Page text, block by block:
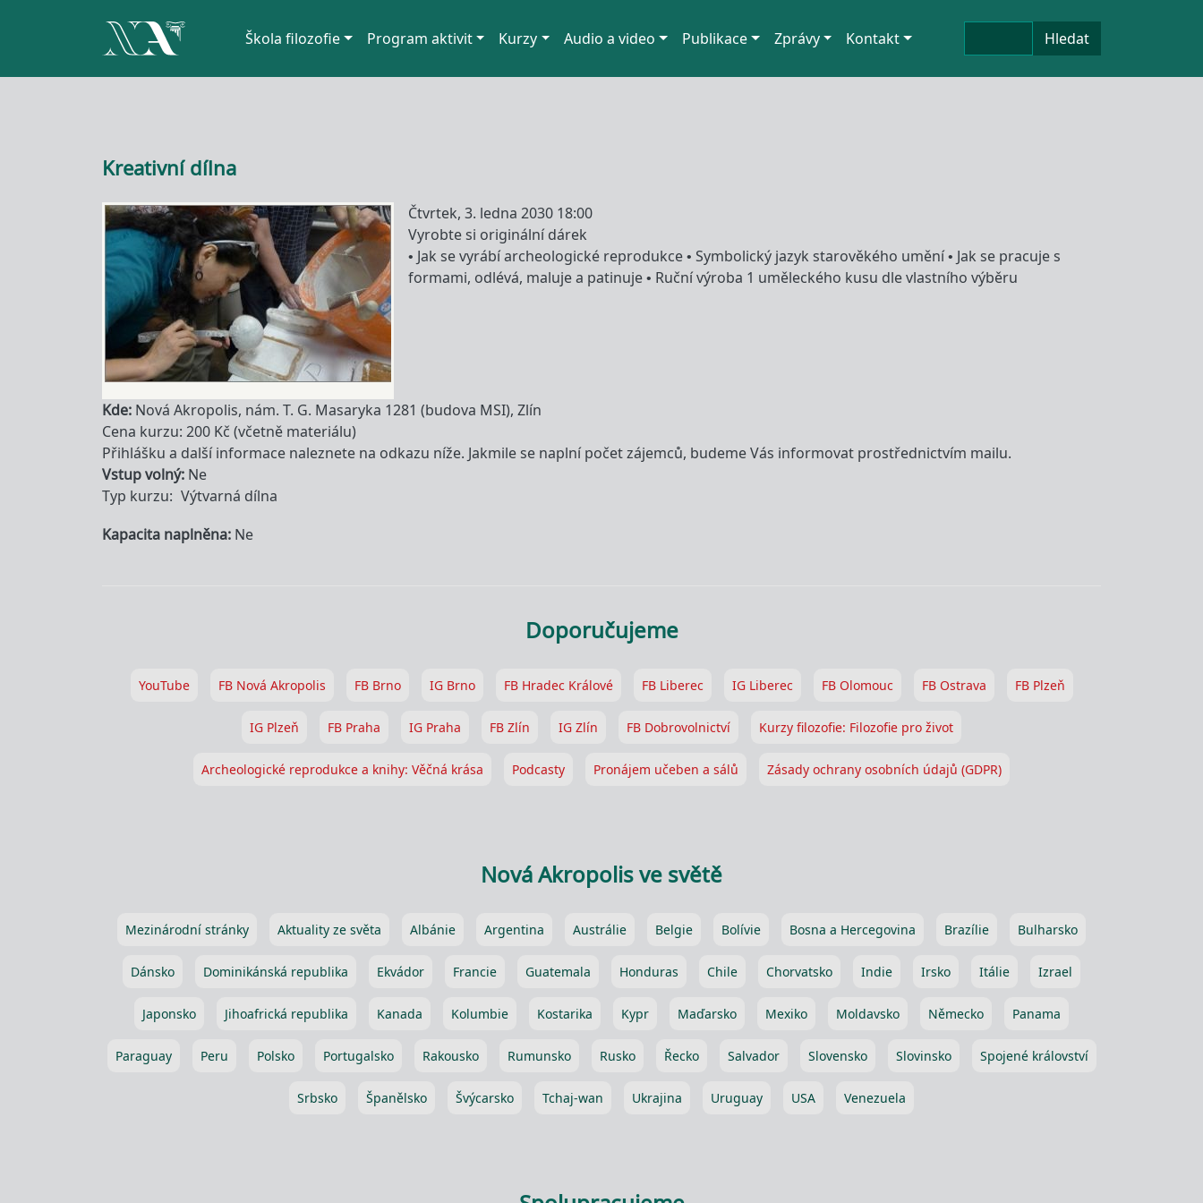
Hlavní navigace
Škola filozofie Program aktivit Kurzy Audio a video Publikace Zprávy Kontakt Hledat
Hledat
Kreativní dílna
Čtvrtek, 3. ledna 2030 18:00
Vyrobte si originální dárek
• Jak se vyrábí archeologické reprodukce • Symbolický jazyk starověkého umění • Jak se pracuje s
formami, odlévá, maluje a patinuje • Ruční výroba 1 uměleckého kusu dle vlastního výběru
Kde Nová Akropolis, nám. T. G. Masaryka 1281 (budova MSI), Zlín
Cena kurzu: 200 Kč (včetně materiálu)
Přihlášku a další informace naleznete na odkazu níže. Jakmile se naplní počet zájemců, budeme Vás informovat prostřednictvím mailu.
Vstup volný Ne
Typ kurzu
Výtvarná dílna
Kapacita naplněna Ne
Doporučujeme
YouTube FB Nová Akropolis FB Brno IG Brno FB Hradec Králové FB Liberec IG Liberec FB Olomouc FB Ostrava FB Plzeň
IG Plzeň FB Praha IG Praha FB Zlín IG Zlín FB Dobrovolnictví Kurzy filozofie: Filozofie pro život
Archeologické reprodukce a knihy: Věčná krása Podcasty Pronájem učeben a sálů Zásady ochrany osobních údajů (GDPR)
Nová Akropolis ve světě
Mezinárodní stránky Aktuality ze světa Albánie Argentina Austrálie Belgie Bolívie Bosna a Hercegovina Brazílie Bulharsko
Dánsko Dominikánská republika Ekvádor Francie Guatemala Honduras Chile Chorvatsko Indie Irsko Itálie Izrael
Japonsko Jihoafrická republika Kanada Kolumbie Kostarika Kypr Maďarsko Mexiko Moldavsko Německo Panama
Paraguay Peru Polsko Portugalsko Rakousko Rumunsko Rusko Řecko Salvador Slovensko Slovinsko Spojené království
Srbsko Španělsko Švýcarsko Tchaj-wan Ukrajina Uruguay USA Venezuela